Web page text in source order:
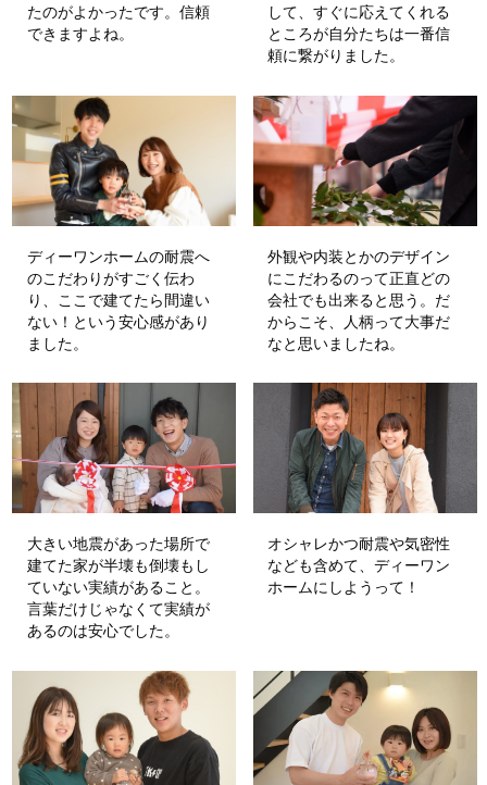
たのがよかったです。信頼
できますよね。
して、すぐに応えてくれる
ところが自分たちは一番信
頼に繋がりました。
ディーワンホームの耐震へ
のこだわりがすごく伝わ
り、ここで建てたら間違い
ない！という安心感があり
ました。
外観や内装とかのデザイン
にこだわるのって正直どの
会社でも出来ると思う。だ
からこそ、人柄って大事だ
なと思いましたね。
大きい地震があった場所で
建てた家が半壊も倒壊もし
ていない実績があること。
言葉だけじゃなくて実績が
あるのは安心でした。
オシャレかつ耐震や気密性
なども含めて、ディーワン
ホームにしようって！